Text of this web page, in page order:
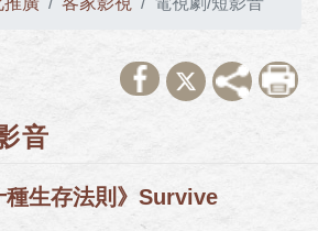
音
種生存法則》Survive